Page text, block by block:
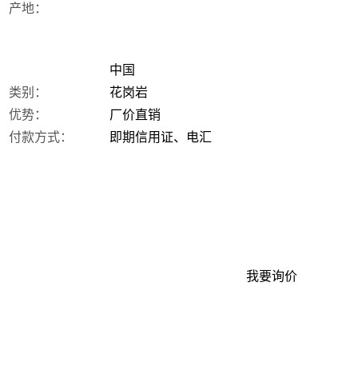
产地：
中国
类别：
花岗岩
优势：
厂价直销
付款方式：
即期信用证、电汇
我要询价